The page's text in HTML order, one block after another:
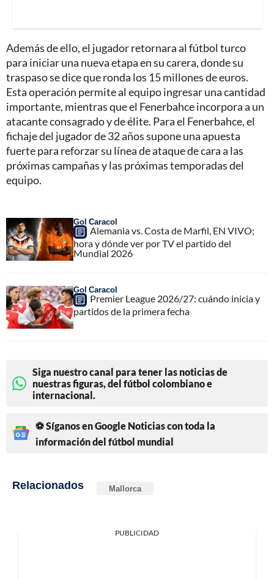
Además de ello, el jugador retornara al fútbol turco
para iniciar una nueva etapa en su carera, donde su
traspaso se dice que ronda los 15 millones de euros.
Esta operación permite al equipo ingresar una cantidad
importante, mientras que el Fenerbahce incorpora a un
atacante consagrado y de élite. Para el Fenerbahce, el
fichaje del jugador de 32 años supone una apuesta
fuerte para reforzar su línea de ataque de cara a las
próximas campañas y las próximas temporadas del
equipo.
Gol Caracol
Alemania vs. Costa de Marfil, EN VIVO;
hora y dónde ver por TV el partido del
Mundial 2026
Gol Caracol
Premier League 2026/27: cuándo inicia y
partidos de la primera fecha
Siga nuestro canal para tener las noticias de
nuestras figuras, del fútbol colombiano e
internacional.
⚽ Síganos en Google Noticias con toda la
información del fútbol mundial
Relacionados Mallorca
PUBLICIDAD